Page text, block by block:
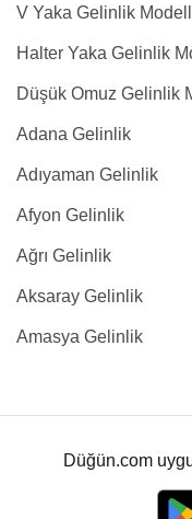
V Yaka Gelinlik
Halter Yaka Gelinlik
Düşük Omuz Gelinlik
Adana Gelinlik
Adıyaman Gelinlik
Afyon Gelinlik
Ağrı Gelinlik
Aksaray Gelinlik
Amasya Gelinlik
Düğün.com